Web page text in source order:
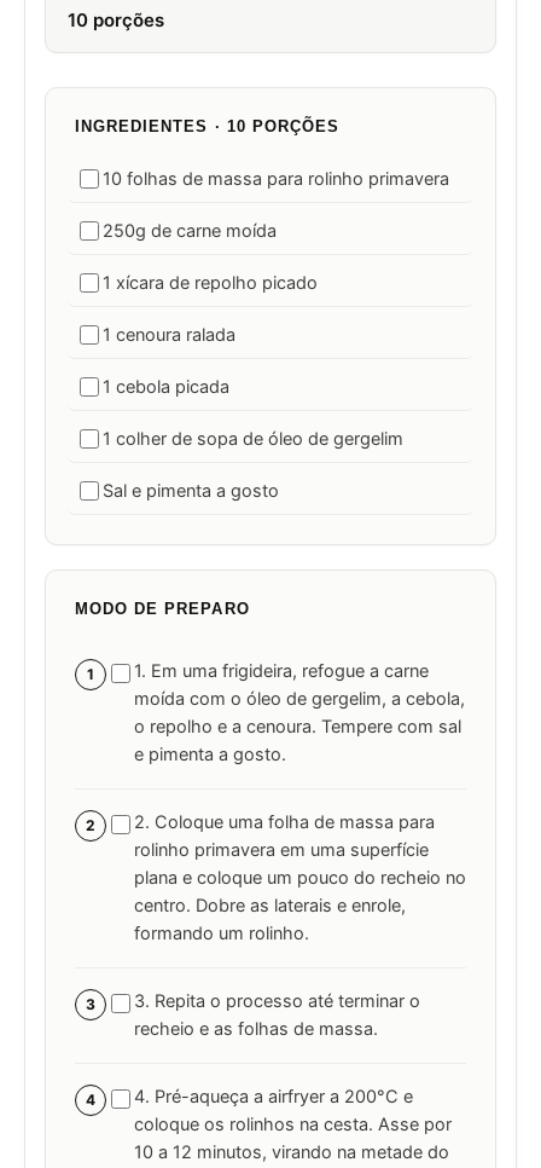
10 porções
INGREDIENTES · 10 PORÇÕES
10 folhas de massa para rolinho primavera
250g de carne moída
1 xícara de repolho picado
1 cenoura ralada
1 cebola picada
1 colher de sopa de óleo de gergelim
Sal e pimenta a gosto
MODO DE PREPARO
1
1. Em uma frigideira, refogue a carne
moída com o óleo de gergelim, a cebola,
o repolho e a cenoura. Tempere com sal
e pimenta a gosto.
2
2. Coloque uma folha de massa para
rolinho primavera em uma superfície
plana e coloque um pouco do recheio no
centro. Dobre as laterais e enrole,
formando um rolinho.
3
3. Repita o processo até terminar o
recheio e as folhas de massa.
4
4. Pré-aqueça a airfryer a 200°C e
coloque os rolinhos na cesta. Asse por
10 a 12 minutos, virando na metade do